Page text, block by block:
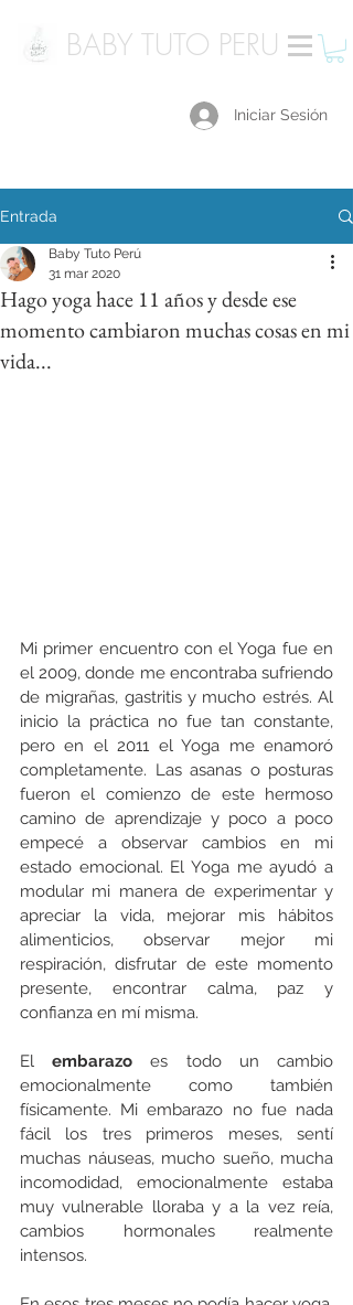
BABY TUTO PERU
Iniciar Sesión
Entrada
Hago yoga hace 11 años y desde ese
momento cambiaron muchas cosas en mi
vida...
Baby Tuto Perú
31 mar 2020
Mi primer encuentro con el Yoga fue en
el 2009, donde me encontraba sufriendo
de migrañas, gastritis y mucho estrés. Al
inicio la práctica no fue tan constante,
pero en el 2011 el Yoga me enamoró
completamente. Las asanas o posturas
fueron el comienzo de este hermoso
camino de aprendizaje y poco a poco
empecé a observar cambios en mi
estado emocional. El Yoga me ayudó a
modular mi manera de experimentar y
apreciar la vida, mejorar mis hábitos
alimenticios, observar mejor mi
respiración, disfrutar de este momento
presente, encontrar calma, paz y
confianza en mí misma.
El embarazo es todo un cambio
emocionalmente como también
físicamente. Mi embarazo no fue nada
fácil los tres primeros meses, sentí
muchas náuseas, mucho sueño, mucha
incomodidad, emocionalmente estaba
muy vulnerable lloraba y a la vez reía,
cambios hormonales realmente
intensos.